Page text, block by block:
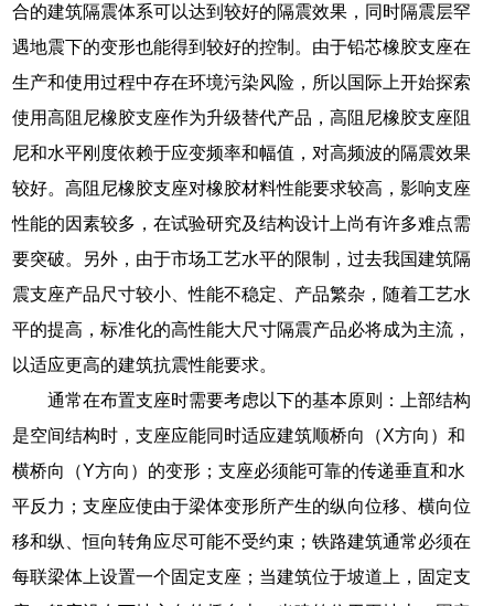
合的建筑隔震体系可以达到较好的隔震效果，同时隔震层罕
遇地震下的变形也能得到较好的控制。由于铅芯橡胶支座在
生产和使用过程中存在环境污染风险，所以国际上开始探索
使用高阻尼橡胶支座作为升级替代产品，高阻尼橡胶支座阻
尼和水平刚度依赖于应变频率和幅值，对高频波的隔震效果
较好。高阻尼橡胶支座对橡胶材料性能要求较高，影响支座
性能的因素较多，在试验研究及结构设计上尚有许多难点需
要突破。另外，由于市场工艺水平的限制，过去我国建筑隔
震支座产品尺寸较小、性能不稳定、产品繁杂，随着工艺水
平的提高，标准化的高性能大尺寸隔震产品必将成为主流，
以适应更高的建筑抗震性能要求。
通常在布置支座时需要考虑以下的基本原则：上部结构
是空间结构时，支座应能同时适应建筑顺桥向（X方向）和
横桥向（Y方向）的变形；支座必须能可靠的传递垂直和水
平反力；支座应使由于梁体变形所产生的纵向位移、横向位
移和纵、恒向转角应尽可能不受约束；铁路建筑通常必须在
每联梁体上设置一个固定支座；当建筑位于坡道上，固定支